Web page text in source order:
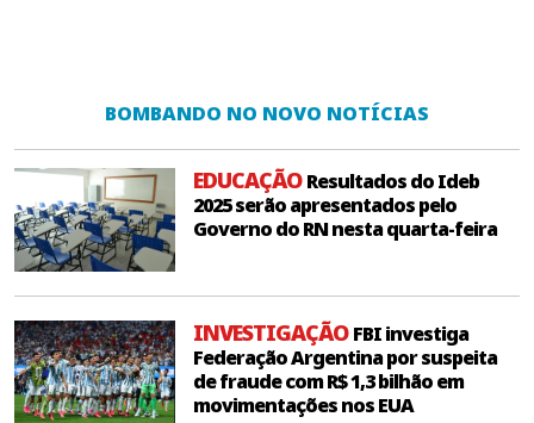
BOMBANDO NO NOVO NOTÍCIAS
EDUCAÇÃOResultados do Ideb
2025 serão apresentados pelo
Governo do RN nesta quarta-feira
INVESTIGAÇÃOFBI investiga
Federação Argentina por suspeita
de fraude com R$ 1,3 bilhão em
movimentações nos EUA